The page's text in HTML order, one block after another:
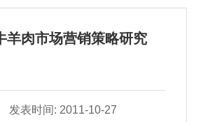
羊肉市场营销策略研究
表时间: 2011-10-27